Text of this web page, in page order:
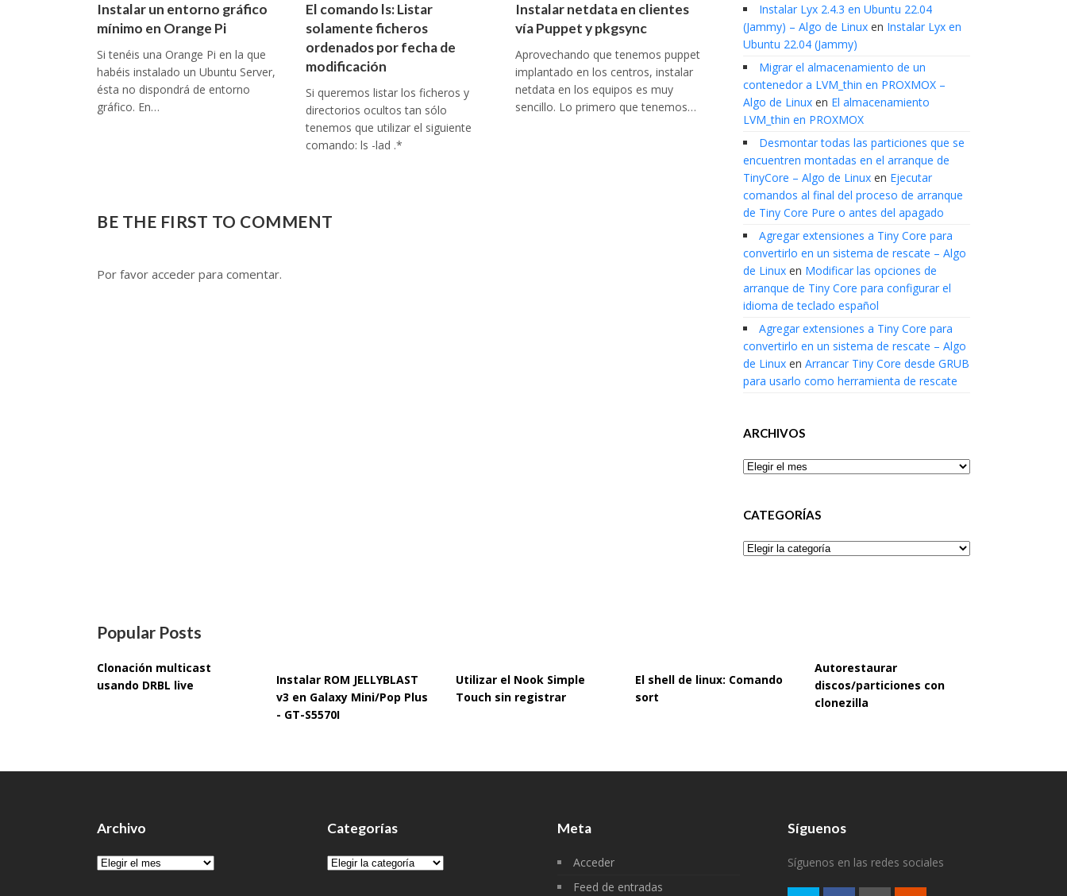
Instalar un entorno gráfico
mínimo en Orange Pi
Si tenéis una Orange Pi en la que
habéis instalado un Ubuntu Server,
ésta no dispondrá de entorno
gráfico. En…
El comando ls: Listar
solamente ficheros
ordenados por fecha de
modificación
Si queremos listar los ficheros y
directorios ocultos tan sólo
tenemos que utilizar el siguiente
comando: ls -lad .*
Instalar netdata en clientes
vía Puppet y pkgsync
Aprovechando que tenemos puppet
implantado en los centros, instalar
netdata en los equipos es muy
sencillo. Lo primero que tenemos…
BE THE FIRST TO COMMENT
Por favor acceder para comentar.
Instalar Lyx 2.4.3 en Ubuntu 22.04
(Jammy) – Algo de Linux en Instalar Lyx en
Ubuntu 22.04 (Jammy)
Migrar el almacenamiento de un
contenedor a LVM_thin en PROXMOX –
Algo de Linux en El almacenamiento
LVM_thin en PROXMOX
Desmontar todas las particiones que se
encuentren montadas en el arranque de
TinyCore – Algo de Linux en Ejecutar
comandos al final del proceso de arranque
de Tiny Core Pure o antes del apagado
Agregar extensiones a Tiny Core para
convertirlo en un sistema de rescate – Algo
de Linux en Modificar las opciones de
arranque de Tiny Core para configurar el
idioma de teclado español
Agregar extensiones a Tiny Core para
convertirlo en un sistema de rescate – Algo
de Linux en Arrancar Tiny Core desde GRUB
para usarlo como herramienta de rescate
ARCHIVOS
Archivos
CATEGORÍAS
Categorías
Popular Posts
Clonación multicast
usando DRBL live
Instalar ROM JELLYBLAST
v3 en Galaxy Mini/Pop Plus
- GT-S5570I
Utilizar el Nook Simple
Touch sin registrar
El shell de linux: Comando
sort
Autorestaurar
discos/particiones con
clonezilla
Archivo
Archivo
Categorías
Categorías
Meta
Acceder
Feed de entradas
Síguenos
Síguenos en las redes sociales